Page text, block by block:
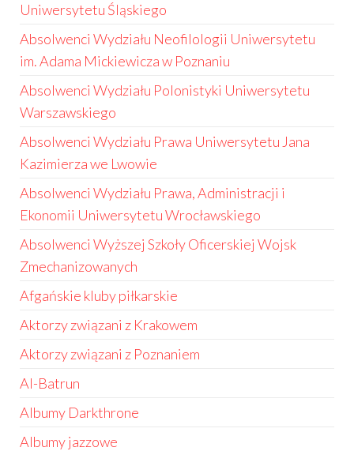
Uniwersytetu Śląskiego
Absolwenci Wydziału Neofilologii Uniwersytetu
im. Adama Mickiewicza w Poznaniu
Absolwenci Wydziału Polonistyki Uniwersytetu
Warszawskiego
Absolwenci Wydziału Prawa Uniwersytetu Jana
Kazimierza we Lwowie
Absolwenci Wydziału Prawa, Administracji i
Ekonomii Uniwersytetu Wrocławskiego
Absolwenci Wyższej Szkoły Oficerskiej Wojsk
Zmechanizowanych
Afgańskie kluby piłkarskie
Aktorzy związani z Krakowem
Aktorzy związani z Poznaniem
Al-Batrun
Albumy Darkthrone
Albumy jazzowe